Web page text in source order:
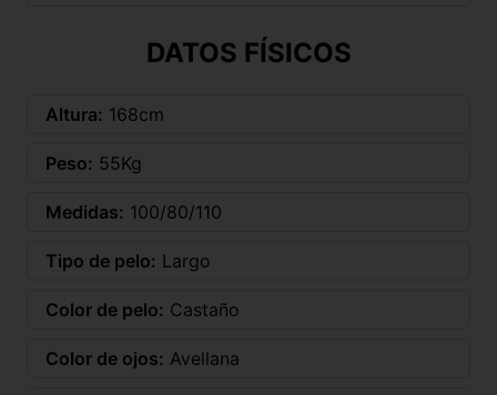
DATOS FÍSICOS
Altura: 168cm
Peso: 55Kg
Medidas: 100/80/110
Tipo de pelo: Largo
Color de pelo: Castaño
Color de ojos: Avellana